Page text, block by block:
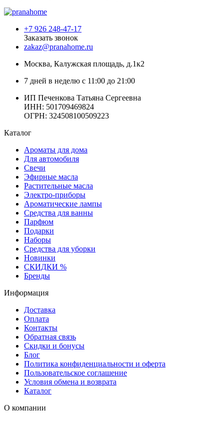
+7 926 248-47-17
Заказать звонок
zakaz@pranahome.ru
Москва, Калужская площадь, д.1к2
7 дней в неделю с 11:00 до 21:00
ИП Печенкова Татьяна Сергеевна
ИНН: 501709469824
ОГРН: 324508100509223
Каталог
Ароматы для дома
Для автомобиля
Свечи
Эфирные масла
Растительные масла
Электро-приборы
Ароматические лампы
Средства для ванны
Парфюм
Подарки
Наборы
Средства для уборки
Новинки
СКИДКИ %
Бренды
Информация
Доставка
Оплата
Контакты
Обратная связь
Скидки и бонусы
Блог
Политика конфиденциальности и оферта
Пользовательское соглашение
Условия обмена и возврата
Каталог
О компании